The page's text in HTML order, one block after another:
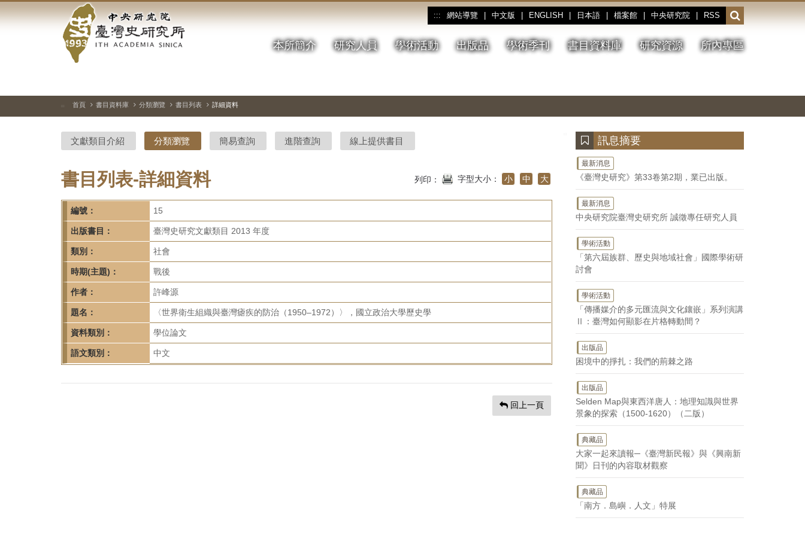
到
中
央
研
院-
臺
灣
史
研
究
所-
首
頁
::: 網站導覽 中文版 ENGLISH 日本語 檔案館 中央研究院 RSS
開
啟
或
收
本所簡介 研究人員 學術活動 出版品 學術季刊 書目資料庫 研究資源 所內專區
停、
圖
圖
結
::: 首頁 書目資料庫 分類瀏覽 書目列表 詳細資料
文獻類目介紹 分類瀏覽 簡易查詢 進階查詢 線上提供書目
書目列表-詳細資料 列印： 字型大小： 小 中 大
編號： 15
出版書目： 臺灣史研究文獻類目 2013 年度
類別： 社會
時期(主題)： 戰後
作者： 許峰源
題名： 〈世界衛生組織與臺灣瘧疾的防治（1950–1972）〉，國立政治大學歷史學
資料類別： 學位論文
語文類別： 中文
回上一頁
訊息摘要
最新消息
《臺灣史研究》第33卷第2期，業已出版。
最新消息
中央研究院臺灣史研究所 誠徵專任研究人員
學術活動
「第六屆族群、歷史與地域社會」國際學術研
討會
學術活動
「傳播媒介的多元匯流與文化鑲嵌」系列演講
Ⅱ：臺灣如何顯影在片格轉動間？
出版品
困境中的掙扎：我們的荊棘之路
出版品
Selden Map與東西洋唐人：地理知識與世界
景象的探索（1500-1620）（二版）
典藏品
大家一起來讀報─《臺灣新民報》與《興南新
聞》日刊的內容取材觀察
典藏品
「南方．島嶼．人文」特展